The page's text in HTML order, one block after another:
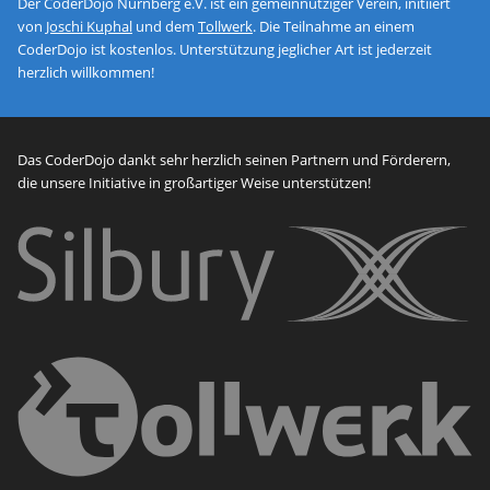
von Joschi Kuphal und dem Tollwerk. Die Teilnahme an einem
CoderDojo ist kostenlos. Unterstützung jeglicher Art ist jederzeit
herzlich willkommen!
Das CoderDojo dankt sehr herzlich seinen Partnern und Förderern,
die unsere Initiative in großartiger Weise unterstützen!